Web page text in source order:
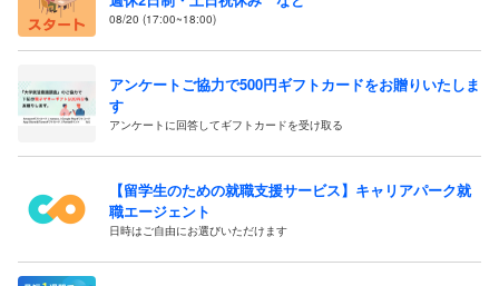
08/20 (17:00~18:00)
アンケートご協力で500円ギフトカードをお贈りいたしま
す
アンケートに回答してギフトカードを受け取る
【留学生のための就職支援サービス】キャリアパーク就
職エージェント
日時はご自由にお選びいただけます